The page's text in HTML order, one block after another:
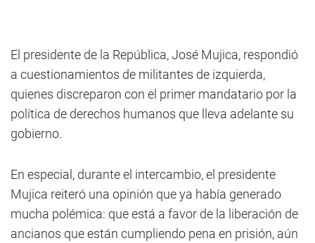
El presidente de la República, José Mujica, respondió
a cuestionamientos de militantes de izquierda,
quienes discreparon con el primer mandatario por la
política de derechos humanos que lleva adelante su
gobierno.
En especial, durante el intercambio, el presidente
Mujica reiteró una opinión que ya había generado
mucha polémica: que está a favor de la liberación de
ancianos que están cumpliendo pena en prisión, aún